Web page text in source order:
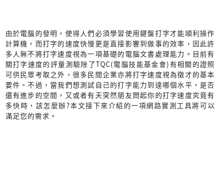
由於電腦的發明，使得人們必須學習使用鍵盤打字才能順利操作
計算機，而打字的速度快慢更是直接影響到做事的效率，因此許
多人無不將打字速度視為一項基礎的電腦文書處理能力。目前有
關打字速度的評量測驗除了TQC(電腦技能基金會)有相關的證照
可供民眾考取之外，很多民間企業亦將打字速度視為徵才的基本
要件。不過，當我們想測試自己的打字能力到達哪個水平，是否
還有進步的空間，又或者有天突然朋友問起你的打字速度究竟有
多快時，該怎麼辦?本文接下來介紹的一項網路實測工具將可以
滿足您的需求。